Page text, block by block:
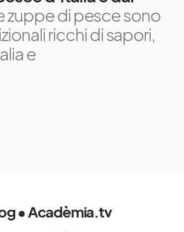
zuppe di pesce sono
ricchi di sapori,
e
• Acadèmia.tv